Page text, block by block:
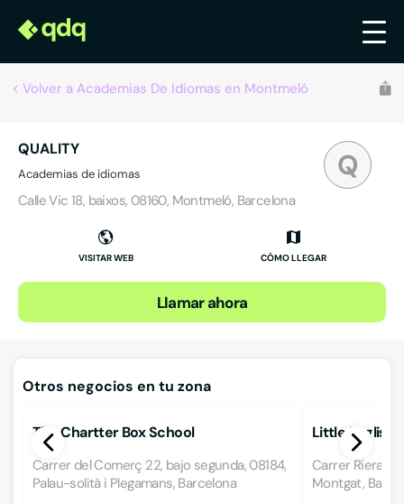
Volver a Academias De Idiomas en Montmeló
Q
QUALITY
Academias de idiomas
Calle Vic 18, baixos, 08160, Montmeló, Barcelona
VISITAR WEB CÓMO LLEGAR
Llamar ahora
Otros negocios en tu zona
The Chartter Box School
Carrer del Comerç 22, bajo segunda, 08184,
Palau-solità i Plegamans, Barcelona
Little English
Carrer Riera
Montgat,